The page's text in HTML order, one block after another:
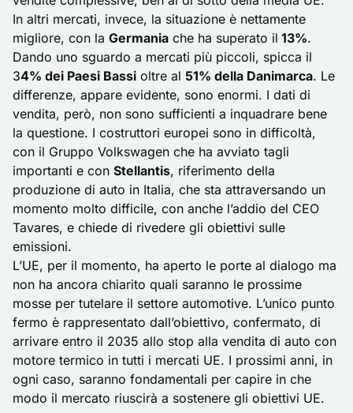
In altri mercati, invece, la situazione è nettamente
migliore, con la Germania che ha superato il 13%.
Dando uno sguardo a mercati più piccoli, spicca il
34% dei Paesi Bassi oltre al 51% della Danimarca. Le
differenze, appare evidente, sono enormi. I dati di
vendita, però, non sono sufficienti a inquadrare bene
la questione. I costruttori europei sono in difficoltà,
con il Gruppo Volkswagen che ha avviato tagli
importanti e con Stellantis, riferimento della
produzione di auto in Italia, che sta attraversando un
momento molto difficile, con anche l’addio del CEO
Tavares, e chiede di rivedere gli obiettivi sulle
emissioni.
L’UE, per il momento, ha aperto le porte al dialogo ma
non ha ancora chiarito quali saranno le prossime
mosse per tutelare il settore automotive. L’unico punto
fermo è rappresentato dall’obiettivo, confermato, di
arrivare entro il 2035 allo stop alla vendita di auto con
motore termico in tutti i mercati UE. I prossimi anni, in
ogni caso, saranno fondamentali per capire in che
modo il mercato riuscirà a sostenere gli obiettivi UE.